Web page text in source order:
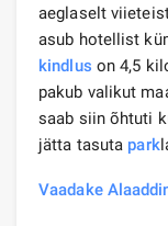
aeglaselt
asub hotellist
kindlus on 4,5
pakub valikut
saab siin õhtuti
jätta tasuta park
Vaadake